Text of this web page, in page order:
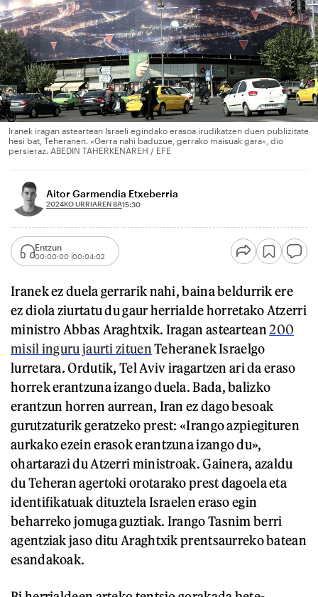
Iranek iragan asteartean Israeli egindako erasoa irudikatzen duen publizitate
hesi bat, Teheranen. «Gerra nahi baduzue, gerrako maisuak gara», dio
persieraz. ABEDIN TAHERKENAREH / EFE
Aitor Garmendia Etxeberria
2024KO URRIAREN 8A15:30
Entzun
00:00:00 00:04:02
Iranek ez duela gerrarik nahi, baina beldurrik ere
ez diola ziurtatu du gaur herrialde horretako Atzerri
ministro Abbas Araghtxik. Iragan asteartean200
misil inguru jaurti zituenTeheranek Israelgo
lurretara. Ordutik, Tel Aviv iragartzen ari da eraso
horrek erantzuna izango duela. Bada, balizko
erantzun horren aurrean, Iran ez dago besoak
gurutzaturik geratzeko prest: «Irango azpiegituren
aurkako ezein erasok erantzuna izango du»,
ohartarazi du Atzerri ministroak. Gainera, azaldu
du Teheran agertoki orotarako prest dagoela eta
identifikatuak dituztela Israelen eraso egin
beharreko jomuga guztiak. Irango Tasnim berri
agentziak jaso ditu Araghtxik prentsaurreko batean
esandakoak.